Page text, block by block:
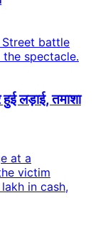
लड़ाई, तमाशा